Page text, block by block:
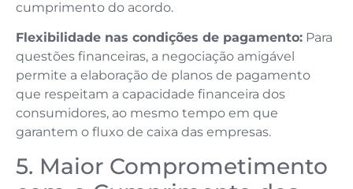
cumprimento do acordo.
Flexibilidade nas condições de pagamento: Para
questões financeiras, a negociação amigável
permite a elaboração de planos de pagamento
que respeitam a capacidade financeira dos
consumidores, ao mesmo tempo em que
garantem o fluxo de caixa das empresas.
5. Maior Comprometimento